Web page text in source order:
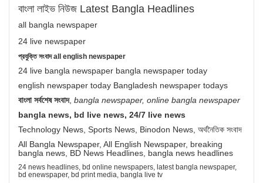
বাংলা লাইভ নিউজ Latest Bangla Headlines
all bangla newspaper
24 live newspaper
প্রযুক্তি সংবাদ all english newspaper
24 live bangla newspaper bangla newspaper today
english newspaper today Bangladesh newspaper todays
বাংলা সর্বশেষ সংবাদ, bangla newspaper, online bangla newspaper
bangla news, bd live news, 24/7 live news
Technology News, Sports News, Binodon News, অর্থনৈতিক সংবাদ
All Bangla Newspaper, All English Newspaper, breaking
bangla news, BD News Headlines, bangla news headlines
24 news headlines, bd online newspapers, latest bangla newspaper,
bd enewspaper, bd print media, bangla live tv